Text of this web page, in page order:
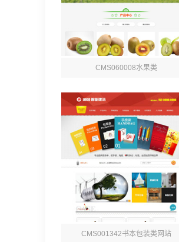
CMS060008水果类
CMS001342书本包装类网站